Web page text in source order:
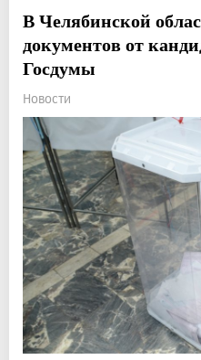
В Челябинской
документов от
Госдумы
Новости